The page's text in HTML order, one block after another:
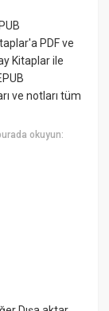
PDF ve
Kitaplar ile
ve notları tüm
okuyun: